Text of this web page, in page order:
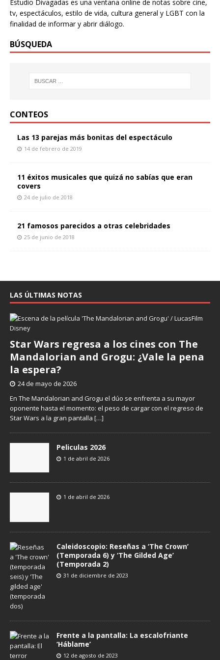
Estudio Divagadas es una ventana online de notas sobre cine,
tv, espectáculos, estilo de vida, cultura general y LGBT con la
finalidad de informar y abrir diálogo.
BÚSQUEDA
CONTEOS
Las 13 parejas más bonitas del espectáculo
14 de febrero de 2019
11 éxitos musicales que quizá no sabías que eran
covers
24 de julio de 2018
21 famosos parecidos a otras celebridades
25 de junio de 2018
LAS ÚLTIMAS NOTAS
Star Wars regresa a los cines con The
Mandalorian and Grogu: ¿Vale la pena
la espera?
24 de mayo de 2026
En The Mandalorian and Grogu el dúo se enfrenta a su mayor
oponente hasta el momento: el peso de cargar con el regreso de
Star Wars a la gran pantalla […]
Peliculas 2026
1 de abril de 2026
1 de abril de 2026
Caleidoscopio: Reseñas a ‘The Crown’
(Temporada 6) y ‘The Gilded Age’
(Temporada 2)
31 de diciembre de 2023
Frente a la pantalla: La escalofriante
‘Háblame’
12 de agosto de 2023